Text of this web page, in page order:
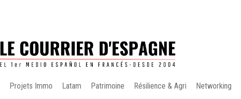
Projets Immo Latam Patrimoine Résilience & Agri Networking